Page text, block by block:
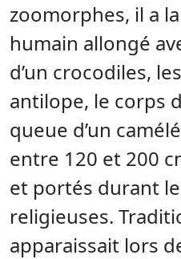
zoomorphes, il a
humain allongé
d’un crocodiles,
antilope, le corps
queue d’un
entre 120 et 200
et portés durant
religieuses.
apparaissait lors